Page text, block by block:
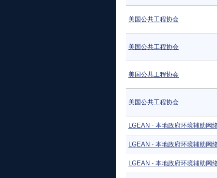
美国公共工程协会
美国公共工程协会
美国公共工程协会
美国公共工程协会
LGEAN - 本地政府环境辅助网
LGEAN - 本地政府环境辅助网
LGEAN - 本地政府环境辅助网